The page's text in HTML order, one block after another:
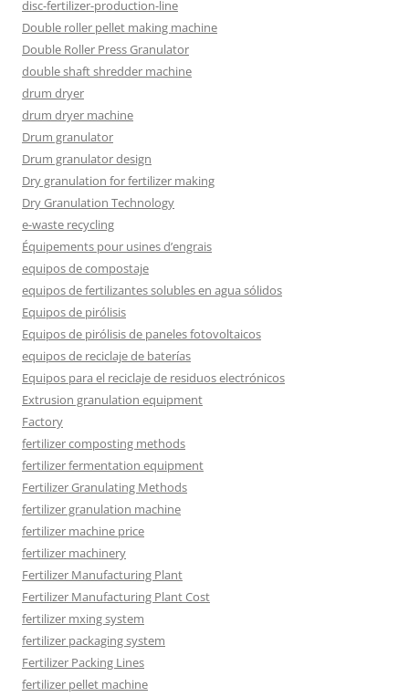
disc-fertilizer-production-line
Double roller pellet making machine
Double Roller Press Granulator
double shaft shredder machine
drum dryer
drum dryer machine
Drum granulator
Drum granulator design
Dry granulation for fertilizer making
Dry Granulation Technology
e-waste recycling
Équipements pour usines d’engrais
equipos de compostaje
equipos de fertilizantes solubles en agua sólidos
Equipos de pirólisis
Equipos de pirólisis de paneles fotovoltaicos
equipos de reciclaje de baterías
Equipos para el reciclaje de residuos electrónicos
Extrusion granulation equipment
Factory
fertilizer composting methods
fertilizer fermentation equipment
Fertilizer Granulating Methods
fertilizer granulation machine
fertilizer machine price
fertilizer machinery
Fertilizer Manufacturing Plant
Fertilizer Manufacturing Plant Cost
fertilizer mxing system
fertilizer packaging system
Fertilizer Packing Lines
fertilizer pellet machine